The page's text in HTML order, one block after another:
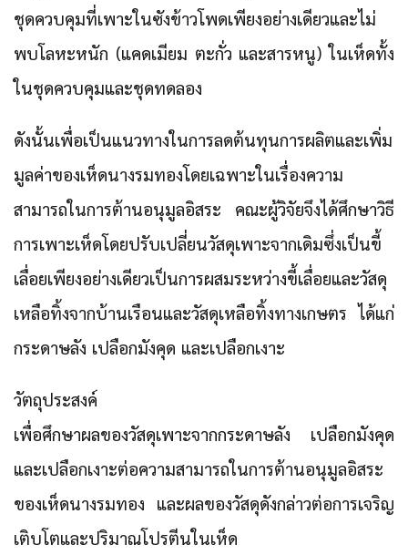
ชุดควบคุมที่เพาะในซังข้าวโพดเพียงอย่างเดียวและไม่
พบโลหะหนัก (แคดเมียม ตะกั่ว และสารหนู) ในเห็ดทั้ง
ในชุดควบคุมและชุดทดลอง
ดังนั้นเพื่อเป็นแนวทางในการลดต้นทุนการผลิตและเพิ่ม
มูลค่าของเห็ดนางรมทองโดยเฉพาะในเรื่องความ
สามารถในการต้านอนุมูลอิสระ คณะผู้วิจัยจึงได้ศึกษาวิธี
การเพาะเห็ดโดยปรับเปลี่ยนวัสดุเพาะจากเดิมซึ่งเป็นขี้
เลื่อยเพียงอย่างเดียวเป็นการผสมระหว่างขี้เลื่อยและวัสดุ
เหลือทิ้งจากบ้านเรือนและวัสดุเหลือทิ้งทางเกษตร ได้แก่
กระดาษลัง เปลือกมังคุด และเปลือกเงาะ
วัตถุประสงค์
เพื่อศึกษาผลของวัสดุเพาะจากกระดาษลัง เปลือกมังคุด
และเปลือกเงาะต่อความสามารถในการต้านอนุมูลอิสระ
ของเห็ดนางรมทอง และผลของวัสดุดังกล่าวต่อการเจริญ
เติบโตและปริมาณโปรตีนในเห็ด